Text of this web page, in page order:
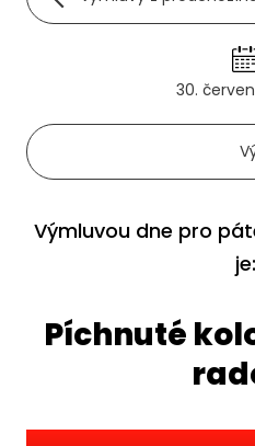
30.
Výmluvou dne pro
je:
Píchnuté